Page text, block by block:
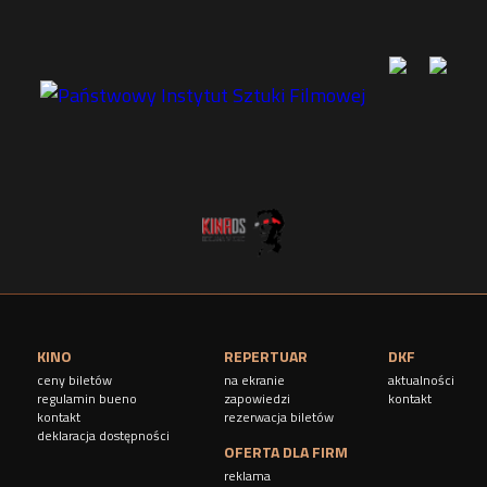
KINO
ceny biletów
regulamin bueno
kontakt
deklaracja dostępności
REPERTUAR
na ekranie
zapowiedzi
rezerwacja biletów
DKF
aktualności
kontakt
OFERTA DLA FIRM
reklama